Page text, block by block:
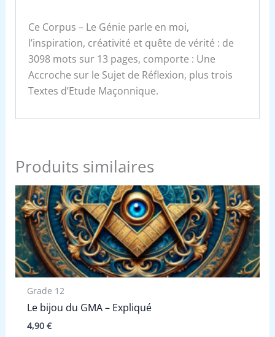
Ce Corpus – Le Génie parle en moi,
l’inspiration, créativité et quête de vérité : de
3098 mots sur 13 pages, comporte : Une
Accroche sur le Sujet de Réflexion, plus trois
Textes d’Etude Maçonnique.
Produits similaires
Grade 12
Le bijou du GMA – Expliqué
4,90 €